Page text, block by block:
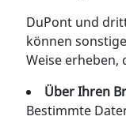
DuPont und
können
Weise erheben,
Über Ihren
Bestimmte